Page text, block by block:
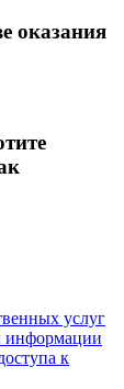
оказания
услуг
информации
к